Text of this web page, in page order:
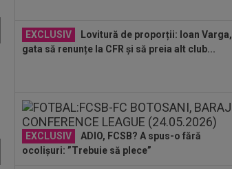
EXCLUSIV
Lovitură de proporții: Ioan Varga,
gata să renunțe la CFR și să preia alt club...
EXCLUSIV
ADIO, FCSB? A spus-o fără
ocolișuri: ”Trebuie să plece”